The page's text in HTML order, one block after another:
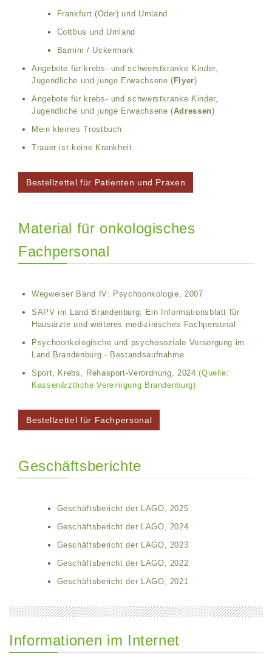
Frankfurt (Oder) und Umland
Cottbus und Umland
Barnim / Uckermark
Angebote für krebs- und schwerstkranke Kinder,
Jugendliche und junge Erwachsene (Flyer)
Angebote für krebs- und schwerstkranke Kinder,
Jugendliche und junge Erwachsene (Adressen)
Mein kleines Trostbuch
Trauer ist keine Krankheit
Bestellzettel für Patienten und Praxen
Material für onkologisches
Fachpersonal
Wegweiser Band IV: Psychoonkologie, 2007
SAPV im Land Brandenburg: Ein Informationsblatt für
Hausärzte und weiteres medizinisches Fachpersonal
Psychoonkologische und psychosoziale Versorgung im
Land Brandenburg - Bestandsaufnahme
Sport, Krebs, Rehasport-Verordnung, 2024(Quelle:
Kassenärztliche Vereinigung Brandenburg)
Bestellzettel für Fachpersonal
Geschäftsberichte
Geschäftsbericht der LAGO, 2025
Geschäftsbericht der LAGO, 2024
Geschäftsbericht der LAGO, 2023
Geschäftsbericht der LAGO, 2022
Geschäftsbericht der LAGO, 2021
Informationen im Internet